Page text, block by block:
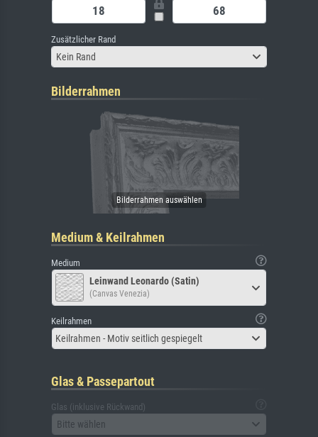
Zusätzlicher Rand
Kein Rand
Bilderrahmen
Medium & Keilrahmen
Medium
Leinwand Leonardo (Satin)
(Canvas Venezia)
Keilrahmen
Keilrahmen - Motiv seitlich gespiegelt
Glas & Passepartout
Glas (inklusive Rückwand)
Bitte wählen